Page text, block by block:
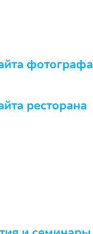
фотографа
ресторана